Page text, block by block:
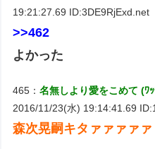
19:21:27.69 ID:3DE9RjExd.net
>>462
よかった
465：名無しより愛をこめて (ﾜ
2016/11/23(水) 19:14:41.69
森次晃嗣キタァァァァァ